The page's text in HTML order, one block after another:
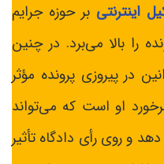
اینترنتی بر حوزه جرایم
را بالا می‌برد. در چنین
در پیروزی پرونده مؤثر
او است که می‌تواند
و روی رأی دادگاه تأثیر